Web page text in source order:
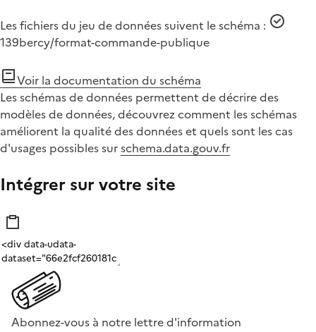
Les fichiers du jeu de données suivent le schéma :
139bercy/format-commande-publique
Voir la documentation du schéma
Les schémas de données permettent de décrire des
modèles de données, découvrez comment les schémas
améliorent la qualité des données et quels sont les cas
d'usages possibles surschema.data.gouv.fr
Intégrer sur votre site
Abonnez-vous à notre lettre d'information